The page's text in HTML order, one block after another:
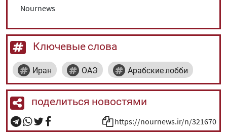
Nournews
Ключевые слова
Иран ОАЭ Арабские лобби
поделиться новостями
https://nournews.ir/n/321670